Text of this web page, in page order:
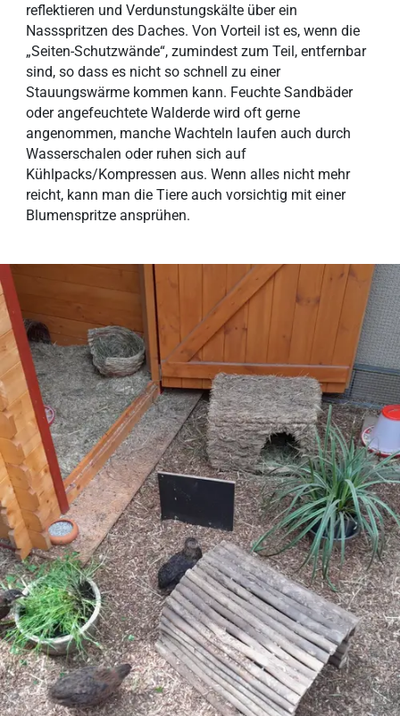
reflektieren und Verdunstungskälte über ein
Nassspritzen des Daches. Von Vorteil ist es, wenn die
„Seiten-Schutzwände“, zumindest zum Teil, entfernbar
sind, so dass es nicht so schnell zu einer
Stauungswärme kommen kann. Feuchte Sandbäder
oder angefeuchtete Walderde wird oft gerne
angenommen, manche Wachteln laufen auch durch
Wasserschalen oder ruhen sich auf
Kühlpacks/Kompressen aus. Wenn alles nicht mehr
reicht, kann man die Tiere auch vorsichtig mit einer
Blumenspritze ansprühen.